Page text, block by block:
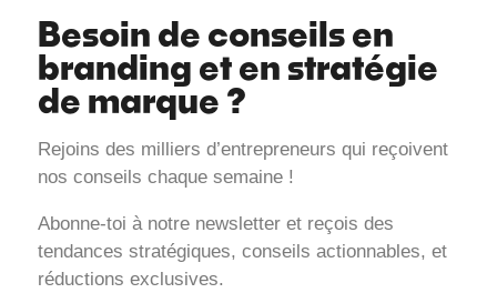
Besoin de conseils en
branding et en stratégie
de marque ?
Rejoins des milliers d’entrepreneurs qui reçoivent
nos conseils chaque semaine !
Abonne-toi à notre newsletter et reçois des
tendances stratégiques, conseils actionnables, et
réductions exclusives.